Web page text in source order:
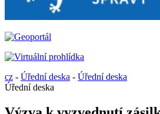
cz - Úřední deska - Úřední deska
Úřední deska